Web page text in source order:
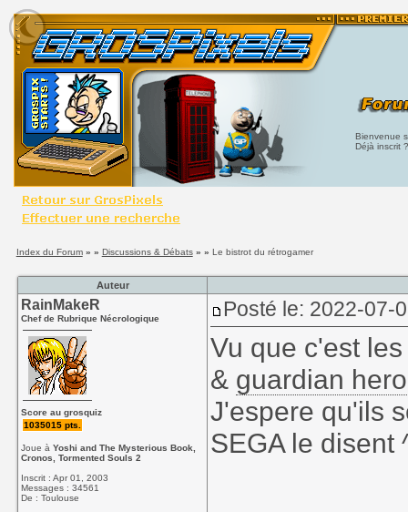
Bienvenue
Déjà inscrit
Index du Forum» » Discussions & Débats» » Le bistrot du rétrogamer
Auteur
RainMakeR
Chef de Rubrique Nécrologique
Score au grosquiz
1035015 pts.
Joue àYoshi and The Mysterious Book,
Cronos, Tormented Souls 2
Inscrit : Apr 01, 2003
Messages : 34561
De : Toulouse
Posté le: 2022-07-
Vu que c'est
& guardian
J'espere qu'ils
SEGA le disent